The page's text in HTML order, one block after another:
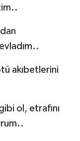
akıbetlerini
ol, etrafını